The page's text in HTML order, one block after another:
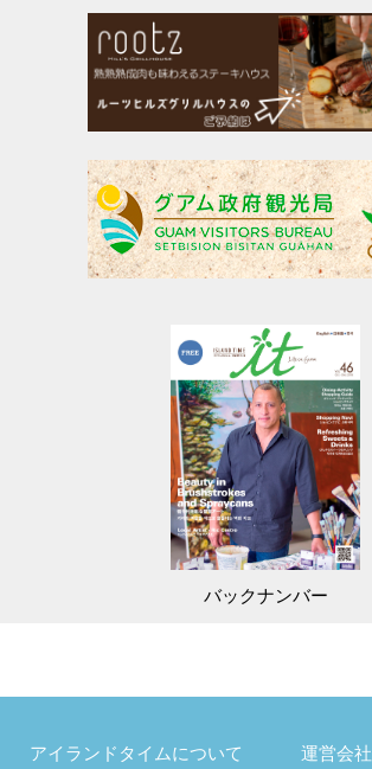
バックナンバー
アイランドタイムについて 運営会社